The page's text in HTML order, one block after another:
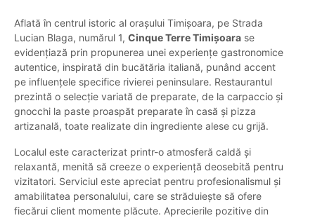
Aflată în centrul istoric al orașului Timișoara, pe Strada
Lucian Blaga, numărul 1, Cinque Terre Timișoara se
evidențiază prin propunerea unei experiențe gastronomice
autentice, inspirată din bucătăria italiană, punând accent
pe influențele specifice rivierei peninsulare. Restaurantul
prezintă o selecție variată de preparate, de la carpaccio și
gnocchi la paste proaspăt preparate în casă și pizza
artizanală, toate realizate din ingrediente alese cu grijă.
Localul este caracterizat printr-o atmosferă caldă și
relaxantă, menită să creeze o experiență deosebită pentru
vizitatori. Serviciul este apreciat pentru profesionalismul și
amabilitatea personalului, care se străduiește să ofere
fiecărui client momente plăcute. Aprecierile pozitive din